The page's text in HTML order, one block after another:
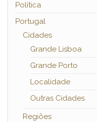
Política
Portugal
Cidades
Grande Lisboa
Grande Porto
Localidade
Outras Cidades
Regiões